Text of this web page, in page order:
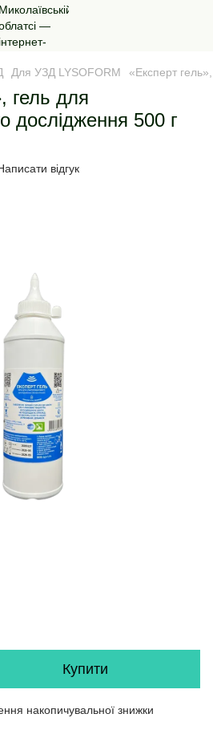
Для УЗД LYSOFORM «Експерт
гель для
дослідження 500 г
відгук
Купити
накопичувальної знижки